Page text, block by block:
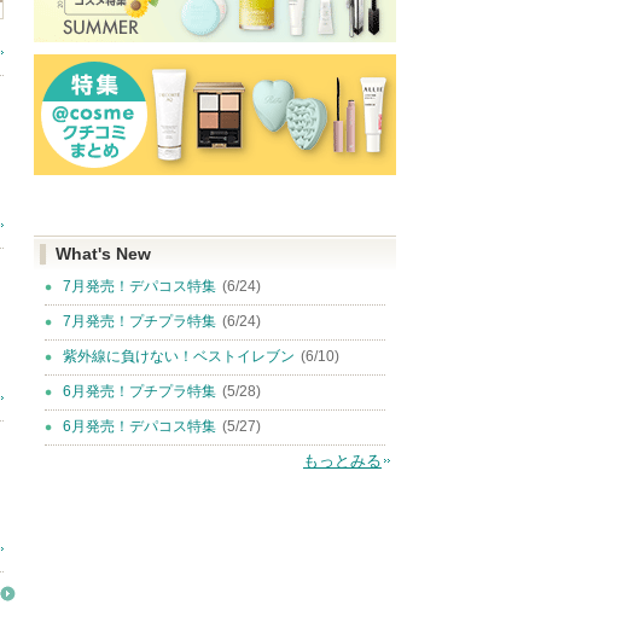
What's New
7月発売！デパコス特集 (6/24)
7月発売！プチプラ特集 (6/24)
紫外線に負けない！ベストイレブン (6/10)
6月発売！プチプラ特集 (5/28)
6月発売！デパコス特集 (5/27)
もっとみる